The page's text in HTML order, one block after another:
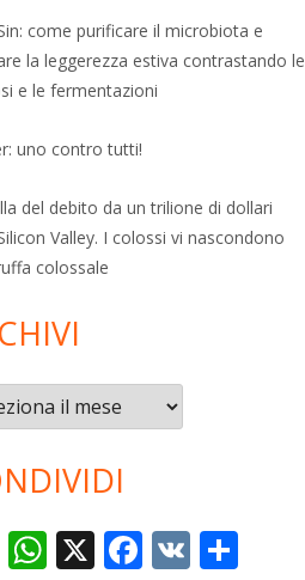
come purificare il microbiota e
la leggerezza estiva contrastando le
e le fermentazioni
uno contro tutti!
del debito da un trilione di dollari
Valley. I colossi vi nascondono
colossale
T W X F V